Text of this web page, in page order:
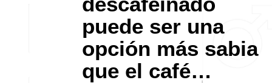
puede ser una
opción más sabia
que el café…